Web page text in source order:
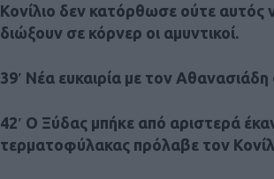
Κονίλιο δεν κατόρθωσε ούτε αυτός
διώξουν σε κόρνερ οι αμυντικοί.
39′ Νέα ευκαιρία με τον
42′ Ο Ξύδας μπήκε από αριστερά
τερματοφύλακας πρόλαβε τον